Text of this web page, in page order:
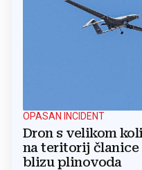
OPASAN INCIDENT
Dron s velikom
na teritorij članice
blizu plinovoda